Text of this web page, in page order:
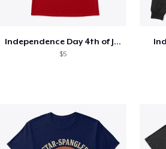
Independence Day 4th of July T-Shirt
$5